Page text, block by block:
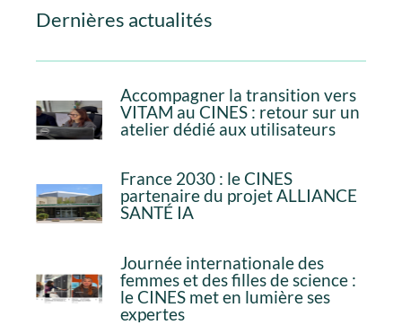
Dernières actualités
Accompagner la transition vers
VITAM au CINES : retour sur un
atelier dédié aux utilisateurs
France 2030 : le CINES
partenaire du projet ALLIANCE
SANTÉ IA
Journée internationale des
femmes et des filles de science :
le CINES met en lumière ses
expertes